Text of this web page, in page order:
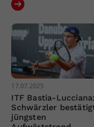
17.07.2025
ITF Bastia-Lucciana:
Schwärzler
jüngsten